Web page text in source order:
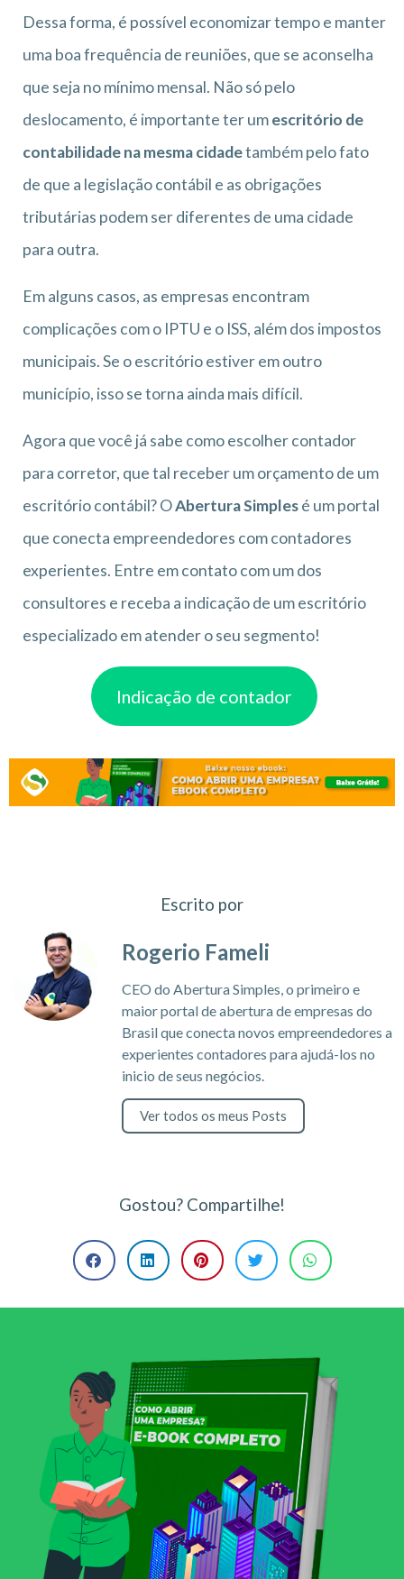
Dessa forma, é possível economizar tempo e manter
uma boa frequência de reuniões, que se aconselha
que seja no mínimo mensal. Não só pelo
deslocamento, é importante ter umescritório de
contabilidade na mesma cidadetambém pelo fato
de que a legislação contábil e as obrigações
tributárias podem ser diferentes de uma cidade
para outra.
Em alguns casos, as empresas encontram
complicações com o IPTU e o ISS, além dos impostos
municipais. Se o escritório estiver em outro
município, isso se torna ainda mais difícil.
Agora que você já sabe como escolher contador
para corretor, que tal receber um orçamento de um
escritório contábil? OAbertura Simplesé um portal
que conecta empreendedores com contadores
experientes. Entre em contato com um dos
consultores e receba a indicação de um escritório
especializado em atender o seu segmento!
Indicação de contador
Escrito por
Rogerio Fameli
CEO do Abertura Simples, o primeiro e
maior portal de abertura de empresas do
Brasil que conecta novos empreendedores a
experientes contadores para ajudá-los no
inicio de seus negócios.
Ver todos os meus Posts
Gostou? Compartilhe!